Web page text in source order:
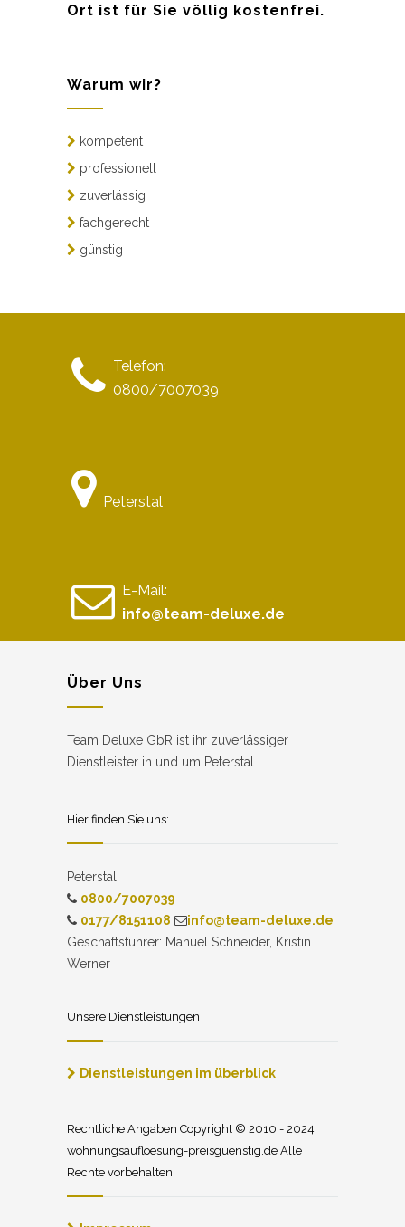
Ort ist für Sie völlig kostenfrei.
Warum wir?
kompetent
professionell
zuverlässig
fachgerecht
günstig
Telefon:
0800/7007039
Peterstal
E-Mail:
info@team-deluxe.de
Über Uns
Team Deluxe GbR ist ihr zuverlässiger
Dienstleister in und um Peterstal .
Hier finden Sie uns:
Peterstal
0800/7007039
0177/8151108
info@team-deluxe.de
Geschäftsführer: Manuel Schneider, Kristin
Werner
Unsere Dienstleistungen
Dienstleistungen im überblick
Rechtliche Angaben Copyright © 2010 - 2024
wohnungsaufloesung-preisguenstig.de Alle
Rechte vorbehalten.